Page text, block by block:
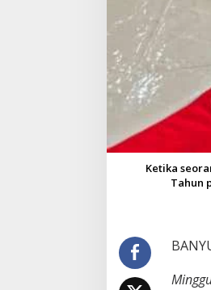
Ketika
Tahun